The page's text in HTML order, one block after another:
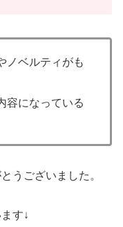
ノベルティがも
容になっている
うございました。
す↓